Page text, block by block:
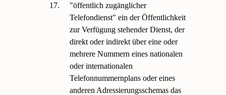
17.
"öffentlich zugänglicher
Telefondienst" ein der Öffentlichkeit
zur Verfügung stehender Dienst, der
direkt oder indirekt über eine oder
mehrere Nummern eines nationalen
oder internationalen
Telefonnummernplans oder eines
anderen Adressierungsschemas das